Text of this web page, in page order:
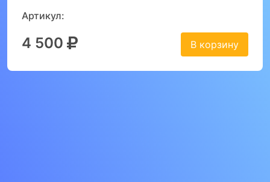
Артикул:
4 500 В корзину